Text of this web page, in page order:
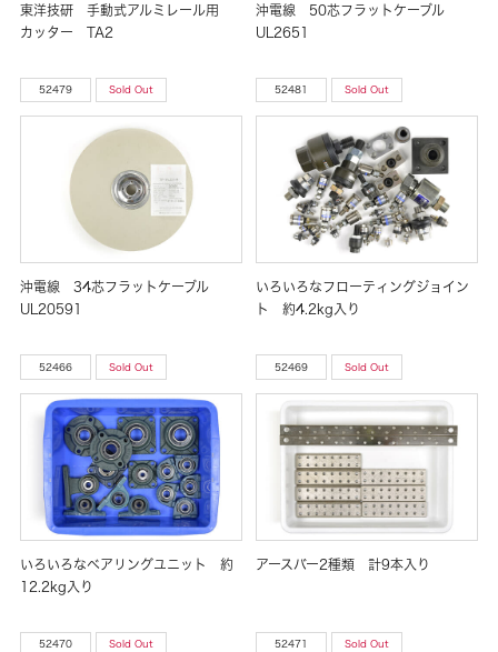
東洋技研 手動式アルミレール用
カッター TA2
沖電線 50芯フラットケーブル
UL2651
52479 Sold Out
沖電線 34芯フラットケーブル
UL20591
52481 Sold Out
いろいろなフローティングジョイン
ト 約4.2kg入り
52466 Sold Out
いろいろなベアリングユニット 約
12.2kg入り
52469 Sold Out
アースバー2種類 計9本入り
52470 Sold Out 52471 Sold Out